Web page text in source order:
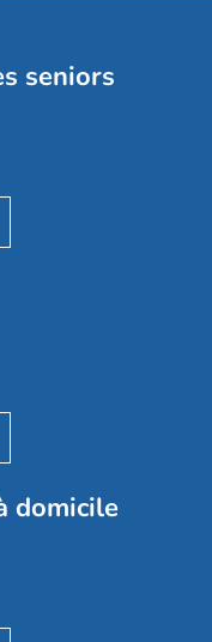
seniors
domicile